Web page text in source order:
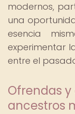
modernos,
una
esencia
experimentar
entre el
Ofrendas
ancestros